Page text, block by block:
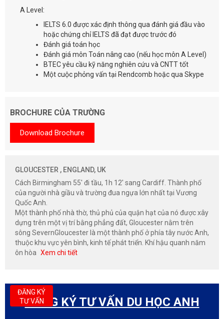
A Level:
IELTS 6.0 được xác định thông qua đánh giá đầu vào
hoặc chứng chỉ IELTS đã đạt được trước đó
Đánh giá toán học
Đánh giá môn Toán nâng cao (nếu học môn A Level)
BTEC yêu cầu kỹ năng nghiên cứu và CNTT tốt
Một cuộc phỏng vấn tại Rendcomb hoặc qua Skype
BROCHURE CỦA TRƯỜNG
Download Brochure
GLOUCESTER , ENGLAND, UK
Cách Birmingham 55' đi tầu, 1h 12' sang Cardiff. Thành phố
của người nhà giầu và trường đua ngựa lớn nhất tại Vương
Quốc Anh.
Một thành phố nhà thờ, thủ phủ của quận hạt của nó được xây
dựng trên một vị trí bằng phẳng đất, Gloucester nằm trên
sông SevernGloucester là một thành phố ở phía tây nước Anh,
thuộc khu vực yên bình, kinh tế phát triển. Khí hậu quanh năm
ôn hòa Xem chi tiết
ĐĂNG KÝ TƯ VẤN DU HỌC ANH
ĐĂNG KÝ
TƯ VẤN